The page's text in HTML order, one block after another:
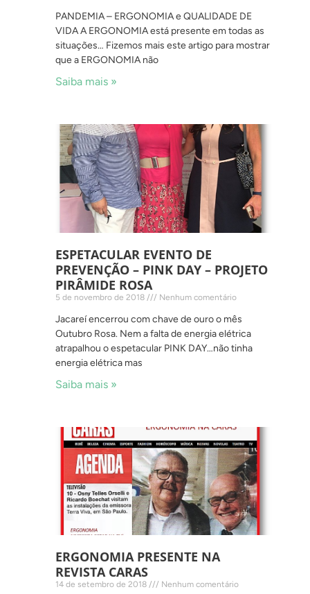
PANDEMIA – ERGONOMIA e QUALIDADE DE
VIDA A ERGONOMIA está presente em todas as
situações… Fizemos mais este artigo para mostrar
que a ERGONOMIA não
Saiba mais »
ESPETACULAR EVENTO DE
PREVENÇÃO – PINK DAY – PROJETO
PIRÂMIDE ROSA
5 de novembro de 2018 Nenhum comentário
Jacareí encerrou com chave de ouro o mês
Outubro Rosa. Nem a falta de energia elétrica
atrapalhou o espetacular PINK DAY…não tinha
energia elétrica mas
Saiba mais »
ERGONOMIA PRESENTE NA
REVISTA CARAS
14 de setembro de 2018 Nenhum comentário